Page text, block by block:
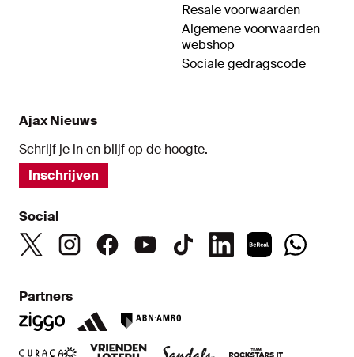
Resale voorwaarden
Algemene voorwaarden
webshop
Sociale gedragscode
Ajax Nieuws
Schrijf je in en blijf op de hoogte.
Inschrijven
Social
Partners